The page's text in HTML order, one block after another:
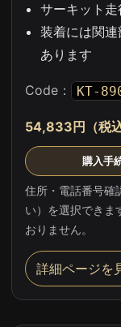
サーキット
装着には関
あります
Code： KT-
54,833円（税込
購入手
住所・電話番号確
い）を選択できま
おりません。
詳細ページを